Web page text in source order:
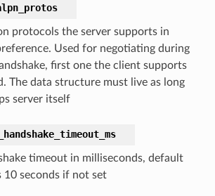
protocols the server supports in
Used for negotiating during
first one the client supports
The data structure must live as long
server itself
timeout in milliseconds, default
10 seconds if not set